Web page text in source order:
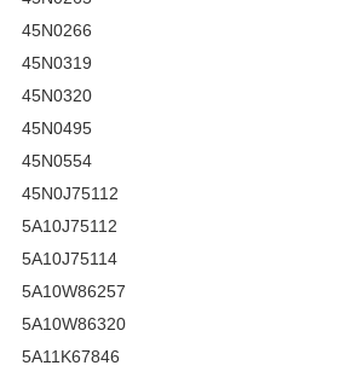
45N0266
45N0319
45N0320
45N0495
45N0554
45N0J75112
5A10J75112
5A10J75114
5A10W86257
5A10W86320
5A11K67846